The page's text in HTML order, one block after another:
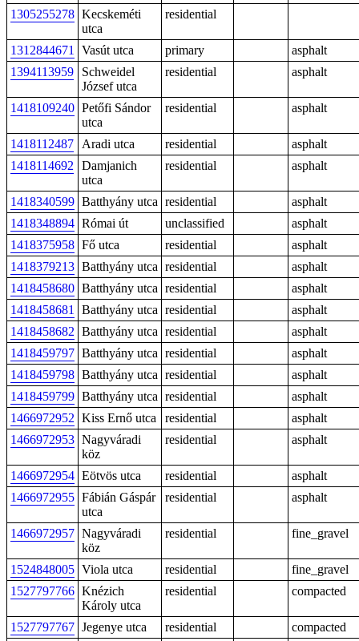
1305255278 Kecskeméti
utca
residential
1312844671 Vasút utca primary
asphalt
1394113959
Schweidel
József utca
residential asphalt
1418109240 Petőfi Sándor
utca
residential asphalt
1418112487 Aradi utca residential
asphalt
1418114692
Damjanich
utca
residential asphalt
1418340599 Batthyány utca residential
asphalt
1418348894 Római út unclassified
asphalt
1418375958 Fő utca residential
asphalt
1418379213 Batthyány utca residential
asphalt
1418458680 Batthyány utca residential
asphalt
1418458681
Batthyány utca residential
asphalt
1418458682 Batthyány utca residential
asphalt
1418459797 Batthyány utca residential
asphalt
1418459798 Batthyány utca residential
asphalt
1418459799 Batthyány utca residential
asphalt
1466972952 Kiss Ernő utca residential
asphalt
1466972953 Nagyváradi
köz
residential asphalt
1466972954 Eötvös utca residential
asphalt
1466972955 Fábián Gáspár
utca
residential asphalt
1466972957 Nagyváradi
köz
residential fine_gravel
1524848005 Viola utca residential
fine_gravel
1527797766 Knézich
Károly utca
residential compacted
1527797767 Jegenye utca residential
compacted